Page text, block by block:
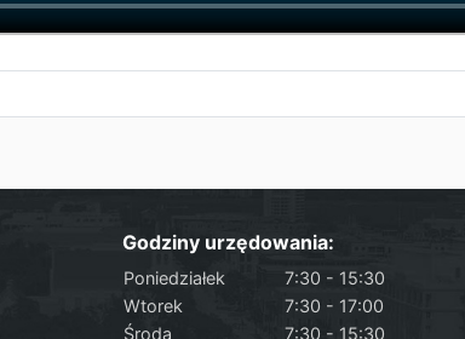
Godziny urzędowania:
Poniedziałek
7:30 - 15:30
Wtorek
7:30 - 17:00
Środa
7:30 - 15:30